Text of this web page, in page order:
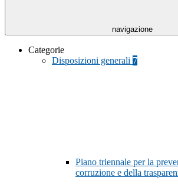
navigazione
Categorie
Disposizioni generali 7
Piano triennale per la
corruzione e della